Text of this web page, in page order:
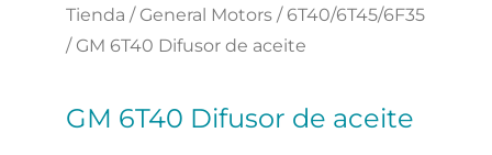
Tienda / General Motors / 6T40/6T45/6F35
/ GM 6T40 Difusor de aceite
GM 6T40 Difusor de aceite